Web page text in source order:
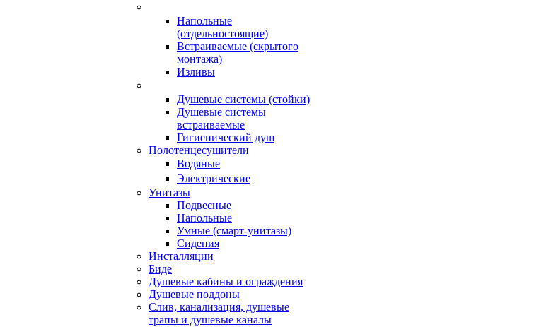
Напольные
(отдельностоящие)
Встраиваемые (скрытого
монтажа)
Изливы
Душевые системы (стойки)
Душевые системы
встраиваемые
Гигиенический душ
Полотенцесушители
ㅤВодяные
ㅤЭлектрические
Унитазы
Подвесные
Напольные
Умные (смарт-унитазы)
Сидения
Инсталляции
Биде
Душевые кабины и ограждения
Душевые поддоны
Слив, канализация, душевые
трапы и душевые каналы